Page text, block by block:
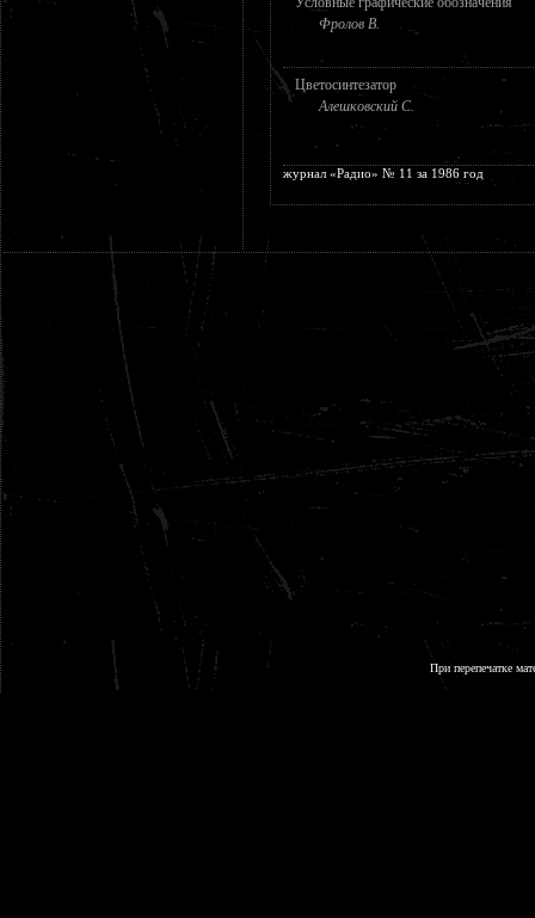
Фролов В.
Цветосинтезатор
Алешковский С.
журнал «Радио» № 11 за 1986 год
При перепечатке